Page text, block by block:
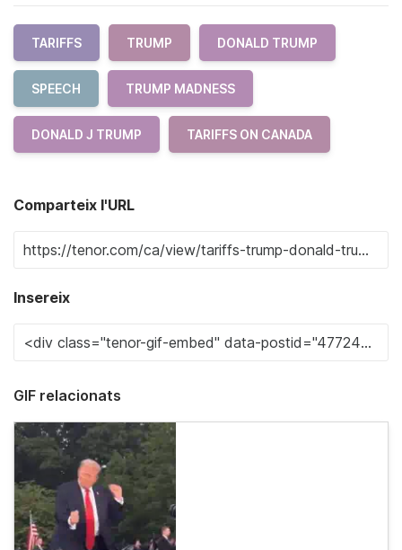
TARIFFS TRUMP DONALD TRUMP
SPEECH TRUMP MADNESS
DONALD J TRUMP TARIFFS ON CANADA
Comparteix l'URL
Insereix
GIF relacionats